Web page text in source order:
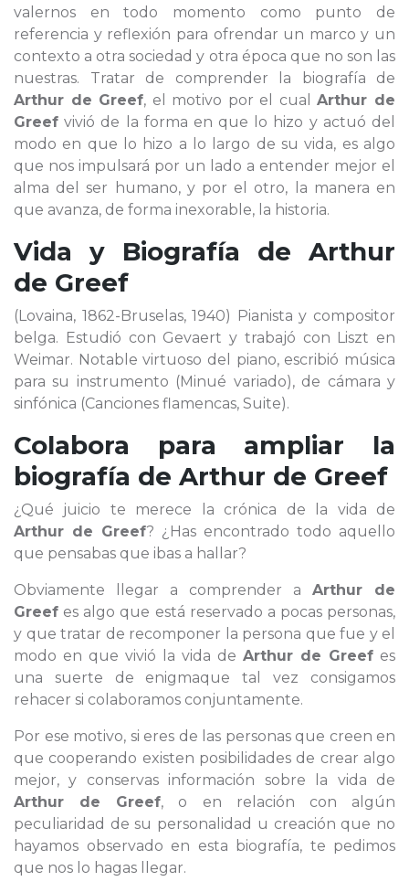
valernos en todo momento como punto de
referencia y reflexión para ofrendar un marco y un
contexto a otra sociedad y otra época que no son las
nuestras. Tratar de comprender la biografía de
Arthur de Greef, el motivo por el cualArthur de
Greef vivió de la forma en que lo hizo y actuó del
modo en que lo hizo a lo largo de su vida, es algo
que nos impulsará por un lado a entender mejor el
alma del ser humano, y por el otro, la manera en
que avanza, de forma inexorable, la historia.
Vida y Biografía de Arthur
de Greef
(Lovaina, 1862-Bruselas, 1940) Pianista y compositor
belga. Estudió con Gevaert y trabajó con Liszt en
Weimar. Notable virtuoso del piano, escribió música
para su instrumento (Minué variado), de cámara y
sinfónica (Canciones flamencas, Suite).
Colabora para ampliar la
biografía de Arthur de Greef
¿Qué juicio te merece la crónica de la vida de
Arthur de Greef? ¿Has encontrado todo aquello
que pensabas que ibas a hallar?
Obviamente llegar a comprender a Arthur de
Greef es algo que está reservado a pocas personas,
y que tratar de recomponer la persona que fue y el
modo en que vivió la vida de Arthur de Greef es
una suerte de enigmaque tal vez consigamos
rehacer si colaboramos conjuntamente.
Por ese motivo, si eres de las personas que creen en
que cooperando existen posibilidades de crear algo
mejor, y conservas información sobre la vida de
Arthur de Greef, o en relación con algún
peculiaridad de su personalidad u creación que no
hayamos observado en esta biografía, te pedimos
que nos lo hagas llegar.